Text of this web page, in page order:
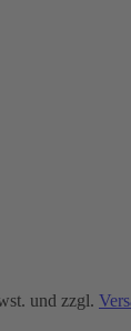
und zzgl.